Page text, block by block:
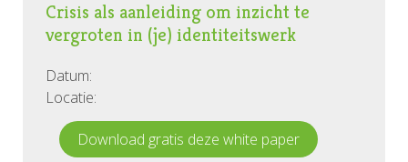
Crisis als aanleiding om inzicht te
vergroten in (je) identiteitswerk
Datum:
Locatie:
Download gratis deze white paper